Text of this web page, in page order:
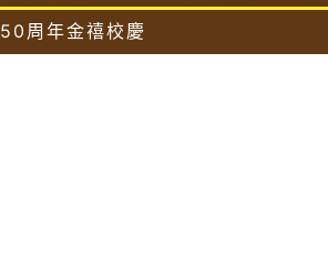
50周年金禧校慶